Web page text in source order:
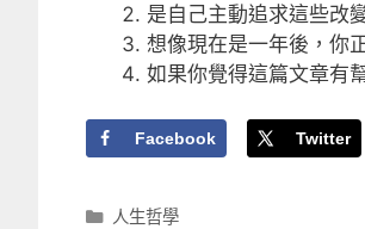
是自己主動追求這些改
想像現在是一年後，你
如果你覺得這篇文章有
Facebook Twitter
分
人生哲學